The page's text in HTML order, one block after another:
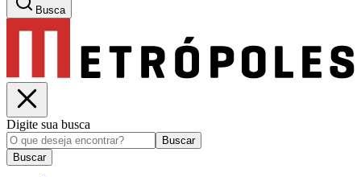
Busca
Digite sua busca
Buscar
Buscar